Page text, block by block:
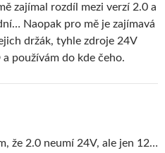
zajímal rozdíl mezi verzí 2.0 a
Naopak pro mě je zajímavá
držák, tyhle zdroje 24V
používám do kde čeho.
že 2.0 neumí 24V, ale jen 12…